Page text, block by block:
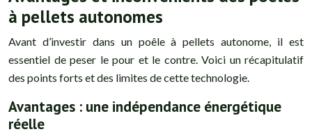
à pellets autonomes
Avant d’investir dans un poêle à pellets autonome, il est
essentiel de peser le pour et le contre. Voici un récapitulatif
des points forts et des limites de cette technologie.
Avantages : une indépendance énergétique
réelle